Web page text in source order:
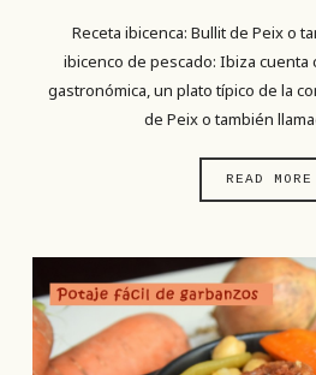
Receta ibicenca: Bullit de Peix o
ibicenco de pescado: Ibiza cuenta
gastronómica, un plato típico de la
de Peix o también
READ MORE